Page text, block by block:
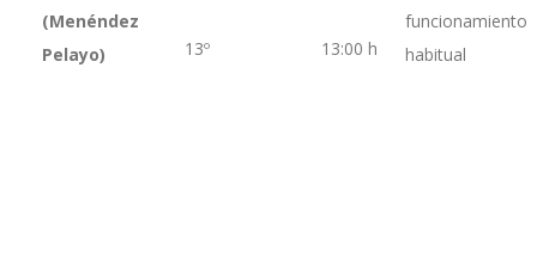
(Menéndez
Pelayo)
13º 13:00 h
funcionamiento
habitual